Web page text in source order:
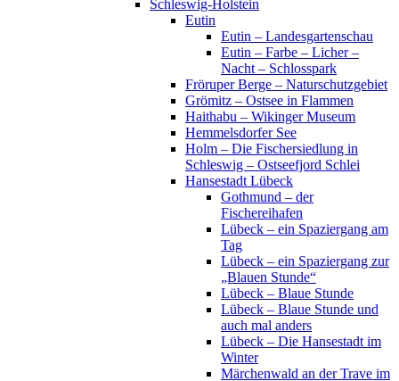
Schleswig-Holstein
Eutin
Eutin – Landesgartenschau
Eutin – Farbe – Licher –
Nacht – Schlosspark
Fröruper Berge – Naturschutzgebiet
Grömitz – Ostsee in Flammen
Haithabu – Wikinger Museum
Hemmelsdorfer See
Holm – Die Fischersiedlung in
Schleswig – Ostseefjord Schlei
Hansestadt Lübeck
Gothmund – der
Fischereihafen
Lübeck – ein Spaziergang am
Tag
Lübeck – ein Spaziergang zur
„Blauen Stunde“
Lübeck – Blaue Stunde
Lübeck – Blaue Stunde und
auch mal anders
Lübeck – Die Hansestadt im
Winter
Märchenwald an der Trave im